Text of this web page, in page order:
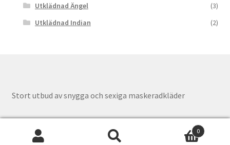
Utklädnad Ängel
(3)
Utklädnad Indian
(2)
Stort utbud av snygga och sexiga maskeradkläder
0